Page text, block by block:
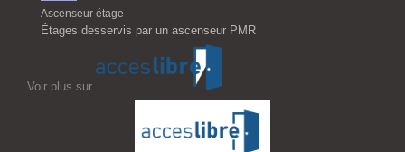
Ascenseur étage
Étages desservis par un ascenseur PMR
Voir plus sur